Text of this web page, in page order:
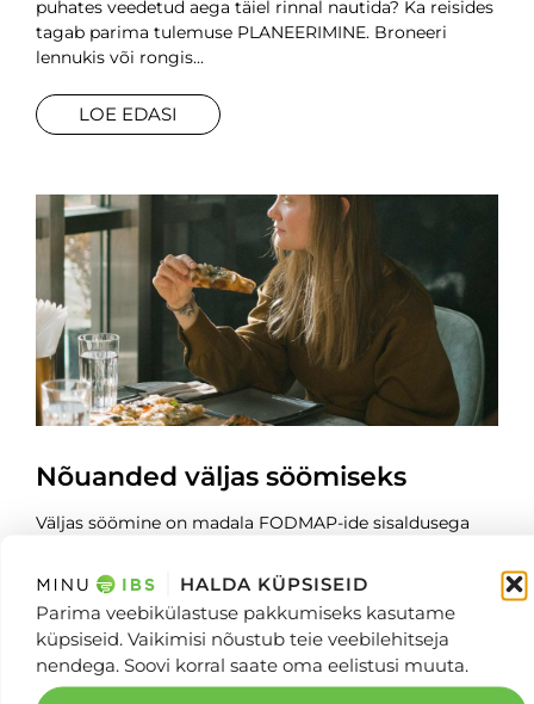
HALDA KÜPSISEID
Parima veebikülastuse pakkumiseks kasutame
küpsiseid. Vaikimisi nõustub teie veebilehitseja
nendega. Soovi korral saate oma eelistusi muuta.
puhates veedetud aega täiel rinnal nautida? Ka reisides
tagab parima tulemuse PLANEERIMINE. Broneeri
lennukis või rongis
LOE EDASI
Nõuanded väljas söömiseks
Väljas söömine on madala FODMAP-ide sisaldusega
ettevaatlik, et pea sa oma sotsiaalseid tegevusi piirama.
Järgi neid nõuandeid ning naudi pere ja sõpradega
veedetud aega. 1. etapp: tutvu menüüga internetis
Tänapäeval